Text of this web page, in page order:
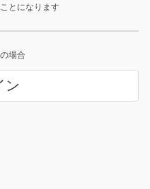
とになります
場合
ン